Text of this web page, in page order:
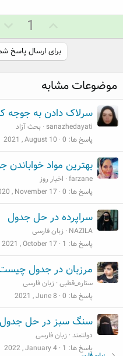
ا
ی
م
ث
ب
ت
1
برای ارسال پاسخ
موضوعات مشابه
سرلاک دادن به جوجه
sanazhedayati بحث آزاد
پاسخ ها 0
2021 , August 10
بهترین مواد خواباندن
farzane اخبار روز
پاسخ ها 0
, November 17
سراپرده در حل جدول
NAZILA زبان فارسی
پاسخ ها 1
2021 , October 17
مرزبان در جدول
ستاره_قطبی زبان فارسی
پاسخ ها 0
2021 , June 8
سنگ سبز در حل جدول
دولتمند زبان فارسی
پاسخ ها 1
2022 , January 4